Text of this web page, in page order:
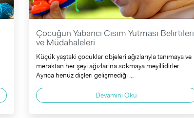
Çocuğun Yabancı Cisim Yutması Belirtileri
ve Müdahaleleri
Küçük yaştaki çocuklar objeleri ağızlarıyla tanımaya ve
meraktan her şeyi ağızlarına sokmaya meyillidirler.
Ayrıca henüz dişleri gelişmediği ...
Devamını Oku